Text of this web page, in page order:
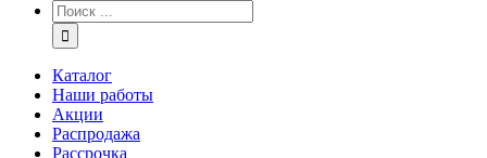
Каталог
Наши работы
Акции
Распродажа
Рассрочка